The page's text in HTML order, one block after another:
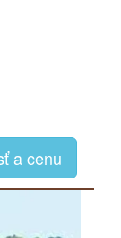
a cenu